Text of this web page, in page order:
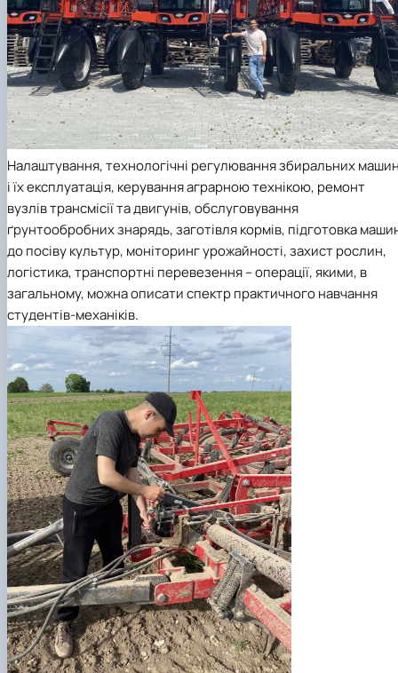
Налаштування, технологічні регулювання збиральних
і їх експлуатація, керування аграрною технікою, ремонт
вузлів трансмісії та двигунів, обслуговування
ґрунтообробних знарядь, заготівля кормів, підготовка
до посіву культур, моніторинг урожайності, захист рослин,
логістика, транспортні перевезення – операції, якими, в
загальному, можна описати спектр практичного навчання
студентів-механіків.